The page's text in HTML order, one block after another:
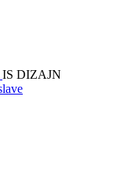
IS DIZAJN